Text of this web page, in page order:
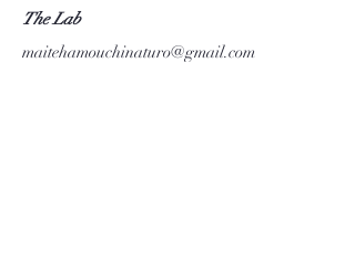
The Lab
maitehamouchinaturo@gmail.com